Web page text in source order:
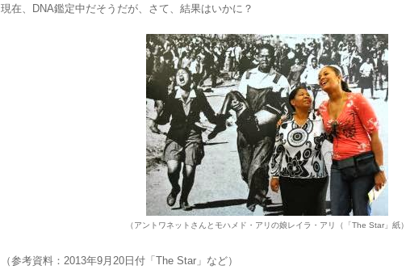
現在、DNA鑑定中だそうだが、さて、結果はいかに？
（アントワネットさんとモハメド・アリの娘レイラ・アリ（「The Star」紙）
（参考資料：2013年9月20日付「The Star」など）